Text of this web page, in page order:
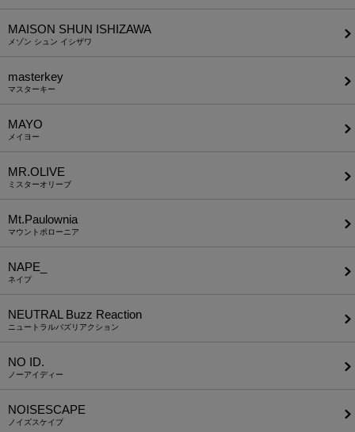
MAISON SHUN ISHIZAWA
メゾン シュン イシザワ
masterkey
マスターキー
MAYO
メイヨー
MR.OLIVE
ミスターオリーブ
Mt.Paulownia
マウントポローニア
NAPE_
ネイプ
NEUTRAL Buzz Reaction
ニュートラルバズリアクション
NO ID.
ノーアイディー
NOISESCAPE
ノイズスケイプ